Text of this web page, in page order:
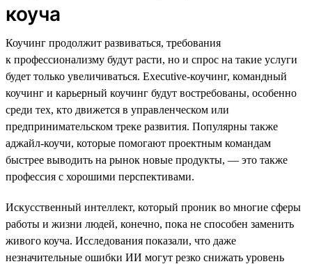
коуча
Коучинг продолжит развиваться, требования
к профессионализму будут расти, но и спрос на такие услуги
будет только увеличиваться. Executive-коучинг, командный
коучинг и карьерный коучинг будут востребованы, особенно
среди тех, кто движется в управленческом или
предпринимательском треке развития. Популярны также
аджайл-коучи, которые помогают проектным командам
быстрее выводить на рынок новые продукты, — это также
профессия с хорошими перспективами.
Искусственный интеллект, который проник во многие сферы
работы и жизни людей, конечно, пока не способен заменить
живого коуча. Исследования показали, что даже
незначительные ошибки ИИ могут резко снижать уровень